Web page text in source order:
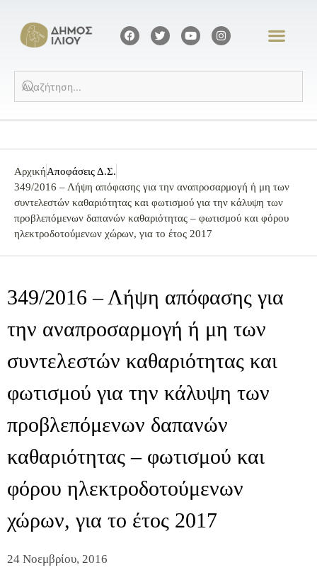
ΑρχικήΑποφάσεις Δ.Σ.
349/2016 – Λήψη απόφασης για την αναπροσαρμογή ή μη των
συντελεστών καθαριότητας και φωτισμού για την κάλυψη των
προβλεπόμενων δαπανών καθαριότητας – φωτισμού και φόρου
ηλεκτροδοτούμενων χώρων, για το έτος 2017
349/2016 – Λήψη απόφασης για
την αναπροσαρμογή ή μη των
συντελεστών καθαριότητας και
φωτισμού για την κάλυψη των
προβλεπόμενων δαπανών
καθαριότητας – φωτισμού και
φόρου ηλεκτροδοτούμενων
χώρων, για το έτος 2017
24 Νοεμβρίου, 2016